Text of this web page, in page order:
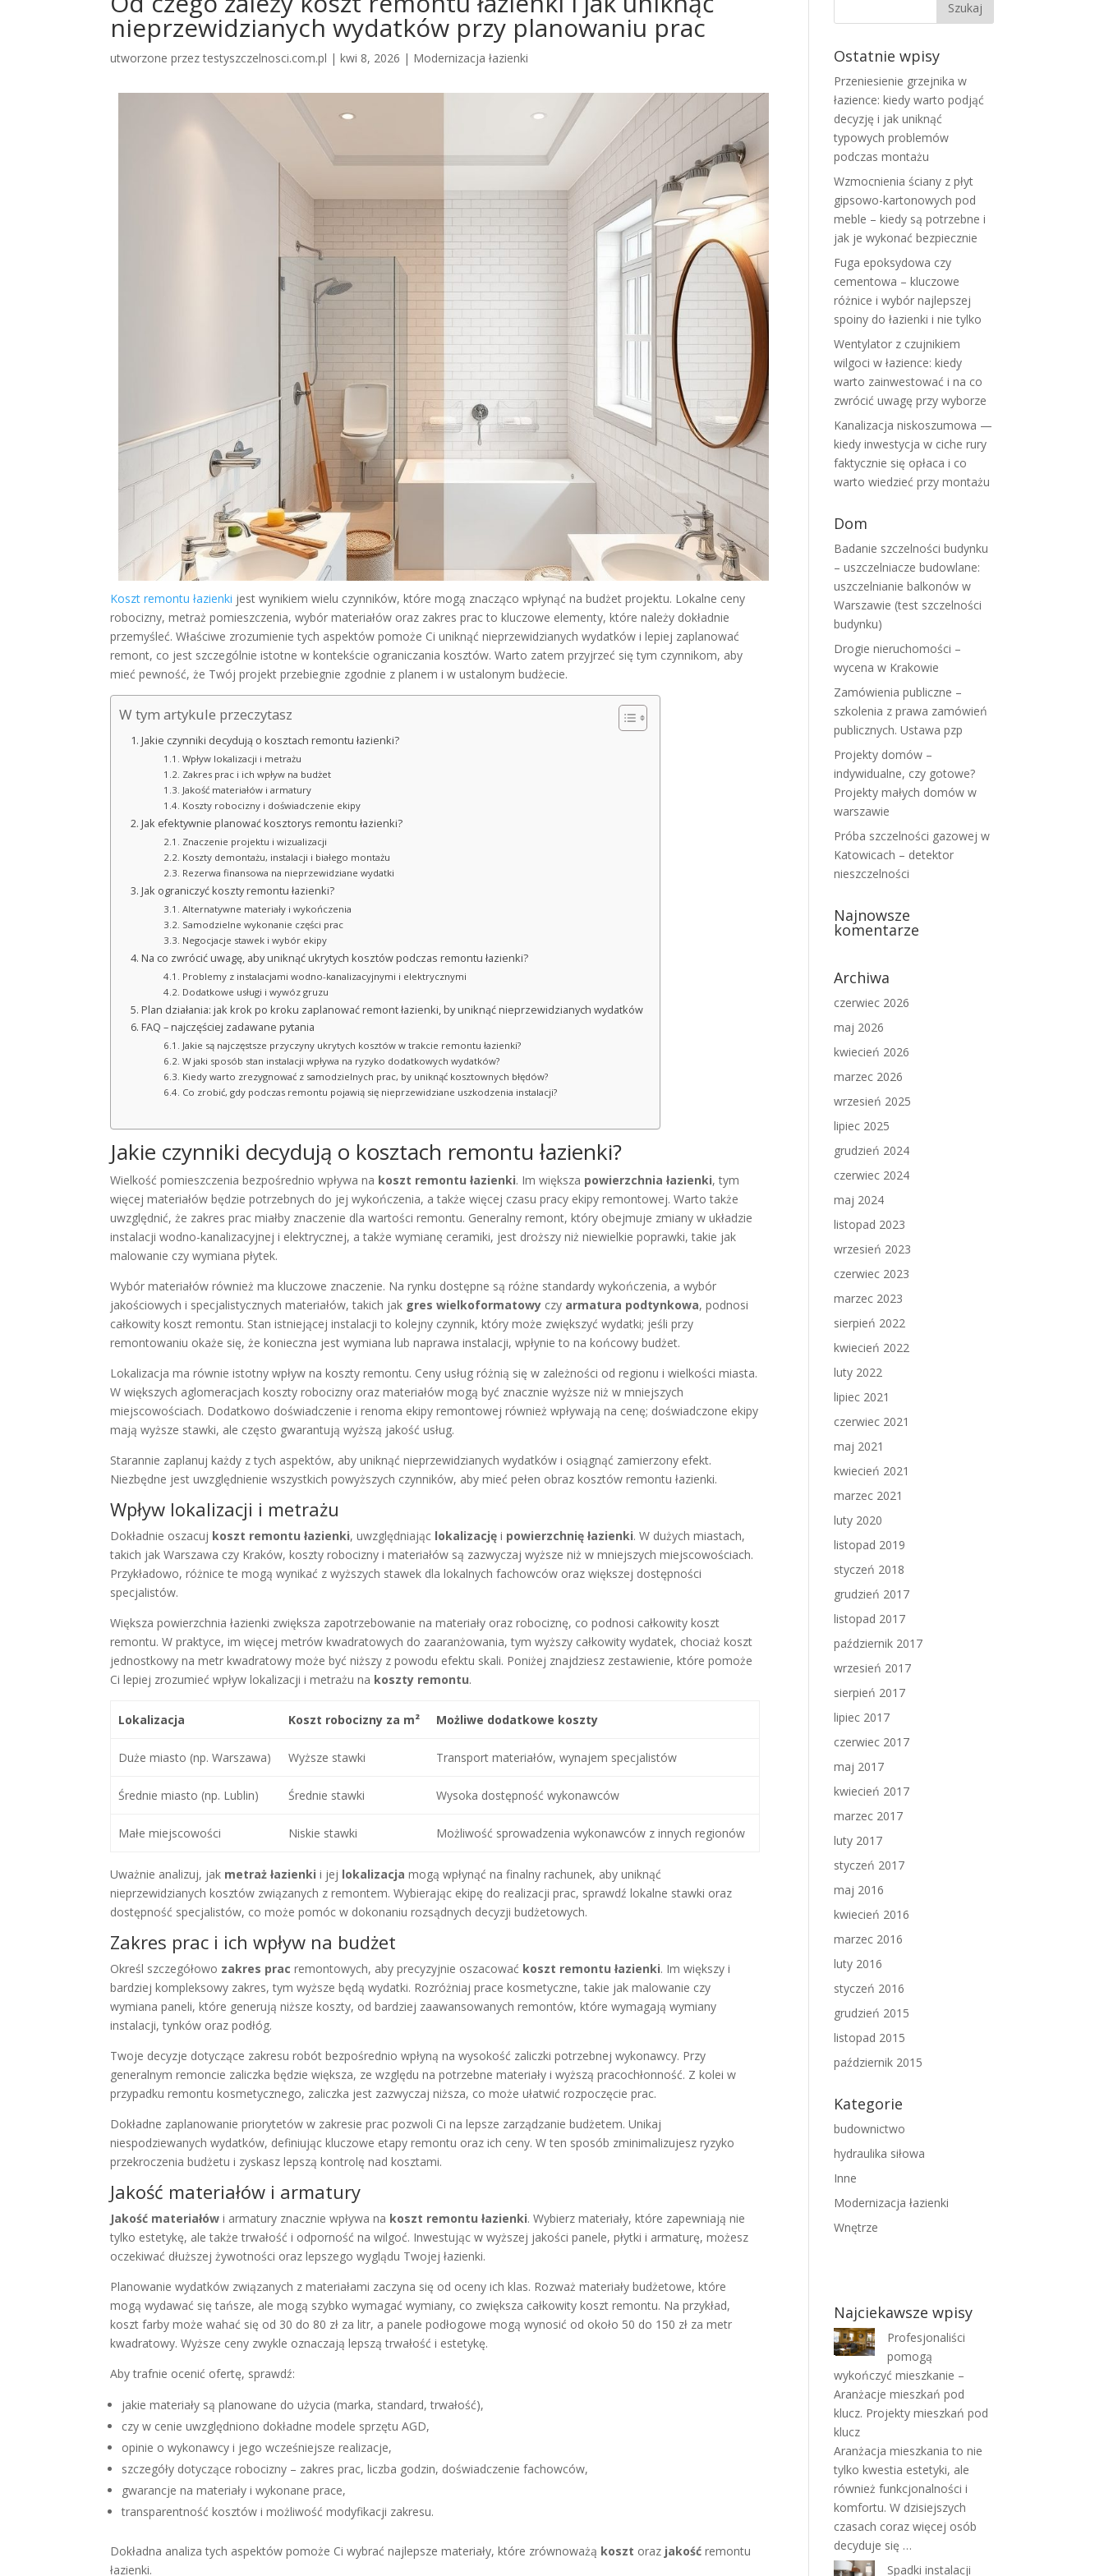
nieprzewidzianych wydatków przy planowaniu prac
utworzone przeztestyszczelnosci.com.pl |kwi 8, 2026 | Modernizacja łazienki
Koszt remontu łazienki jest wynikiem wielu czynników, które mogą znacząco wpłynąć na budżet projektu. Lokalne ceny
robocizny, metraż pomieszczenia, wybór materiałów oraz zakres prac to kluczowe elementy, które należy dokładnie
przemyśleć. Właściwe zrozumienie tych aspektów pomoże Ci uniknąć nieprzewidzianych wydatków i lepiej zaplanować
remont, co jest szczególnie istotne w kontekście ograniczania kosztów. Warto zatem przyjrzeć się tym czynnikom, aby
mieć pewność, że Twój projekt przebiegnie zgodnie z planem i w ustalonym budżecie.
W tym artykule przeczytasz
Jakie czynniki decydują o kosztach remontu łazienki?
Wpływ lokalizacji i metrażu
Zakres prac i ich wpływ na budżet
Jakość materiałów i armatury
Koszty robocizny i doświadczenie ekipy
Jak efektywnie planować kosztorys remontu łazienki?
Znaczenie projektu i wizualizacji
Koszty demontażu, instalacji i białego montażu
Rezerwa finansowa na nieprzewidziane wydatki
Jak ograniczyć koszty remontu łazienki?
Alternatywne materiały i wykończenia
Samodzielne wykonanie części prac
Negocjacje stawek i wybór ekipy
Na co zwrócić uwagę, aby uniknąć ukrytych kosztów podczas remontu łazienki?
Problemy z instalacjami wodno-kanalizacyjnymi i elektrycznymi
Dodatkowe usługi i wywóz gruzu
Plan działania: jak krok po kroku zaplanować remont łazienki, by uniknąć nieprzewidzianych wydatków
FAQ – najczęściej zadawane pytania
Jakie są najczęstsze przyczyny ukrytych kosztów w trakcie remontu łazienki?
W jaki sposób stan instalacji wpływa na ryzyko dodatkowych wydatków?
Kiedy warto zrezygnować z samodzielnych prac, by uniknąć kosztownych błędów?
Co zrobić, gdy podczas remontu pojawią się nieprzewidziane uszkodzenia instalacji?
Jakie czynniki decydują o kosztach remontu łazienki?
Wielkość pomieszczenia bezpośrednio wpływa na koszt remontu łazienki. Im większa powierzchnia łazienki, tym
więcej materiałów będzie potrzebnych do jej wykończenia, a także więcej czasu pracy ekipy remontowej. Warto także
uwzględnić, że zakres prac miałby znaczenie dla wartości remontu. Generalny remont, który obejmuje zmiany w układzie
instalacji wodno-kanalizacyjnej i elektrycznej, a także wymianę ceramiki, jest droższy niż niewielkie poprawki, takie jak
malowanie czy wymiana płytek.
Wybór materiałów również ma kluczowe znaczenie. Na rynku dostępne są różne standardy wykończenia, a wybór
jakościowych i specjalistycznych materiałów, takich jak gres wielkoformatowy czy armatura podtynkowa, podnosi
całkowity koszt remontu. Stan istniejącej instalacji to kolejny czynnik, który może zwiększyć wydatki; jeśli przy
remontowaniu okaże się, że konieczna jest wymiana lub naprawa instalacji, wpłynie to na końcowy budżet.
Lokalizacja ma równie istotny wpływ na koszty remontu. Ceny usług różnią się w zależności od regionu i wielkości miasta.
W większych aglomeracjach koszty robocizny oraz materiałów mogą być znacznie wyższe niż w mniejszych
miejscowościach. Dodatkowo doświadczenie i renoma ekipy remontowej również wpływają na cenę; doświadczone ekipy
mają wyższe stawki, ale często gwarantują wyższą jakość usług.
Starannie zaplanuj każdy z tych aspektów, aby uniknąć nieprzewidzianych wydatków i osiągnąć zamierzony efekt.
Niezbędne jest uwzględnienie wszystkich powyższych czynników, aby mieć pełen obraz kosztów remontu łazienki.
Wpływ lokalizacji i metrażu
Dokładnie oszacuj koszt remontu łazienki, uwzględniając lokalizację i powierzchnię łazienki. W dużych miastach,
takich jak Warszawa czy Kraków, koszty robocizny i materiałów są zazwyczaj wyższe niż w mniejszych miejscowościach.
Przykładowo, różnice te mogą wynikać z wyższych stawek dla lokalnych fachowców oraz większej dostępności
specjalistów.
Większa powierzchnia łazienki zwiększa zapotrzebowanie na materiały oraz robociznę, co podnosi całkowity koszt
remontu. W praktyce, im więcej metrów kwadratowych do zaaranżowania, tym wyższy całkowity wydatek, chociaż koszt
jednostkowy na metr kwadratowy może być niższy z powodu efektu skali. Poniżej znajdziesz zestawienie, które pomoże
Ci lepiej zrozumieć wpływ lokalizacji i metrażu na koszty remontu.
Lokalizacja Koszt robocizny za m² Możliwe dodatkowe koszty
Duże miasto (np. Warszawa) Wyższe stawki Transport materiałów, wynajem specjalistów
Średnie miasto (np. Lublin) Średnie stawki Wysoka dostępność wykonawców
Małe miejscowości Niskie stawki Możliwość sprowadzenia wykonawców z innych regionów
Uważnie analizuj, jak metraż łazienki i jej lokalizacja mogą wpłynąć na finalny rachunek, aby uniknąć
nieprzewidzianych kosztów związanych z remontem. Wybierając ekipę do realizacji prac, sprawdź lokalne stawki oraz
dostępność specjalistów, co może pomóc w dokonaniu rozsądnych decyzji budżetowych.
Zakres prac i ich wpływ na budżet
Określ szczegółowo zakres prac remontowych, aby precyzyjnie oszacować koszt remontu łazienki. Im większy i
bardziej kompleksowy zakres, tym wyższe będą wydatki. Rozróżniaj prace kosmetyczne, takie jak malowanie czy
wymiana paneli, które generują niższe koszty, od bardziej zaawansowanych remontów, które wymagają wymiany
instalacji, tynków oraz podłóg.
Twoje decyzje dotyczące zakresu robót bezpośrednio wpłyną na wysokość zaliczki potrzebnej wykonawcy. Przy
generalnym remoncie zaliczka będzie większa, ze względu na potrzebne materiały i wyższą pracochłonność. Z kolei w
przypadku remontu kosmetycznego, zaliczka jest zazwyczaj niższa, co może ułatwić rozpoczęcie prac.
Dokładne zaplanowanie priorytetów w zakresie prac pozwoli Ci na lepsze zarządzanie budżetem. Unikaj
niespodziewanych wydatków, definiując kluczowe etapy remontu oraz ich ceny. W ten sposób zminimalizujesz ryzyko
przekroczenia budżetu i zyskasz lepszą kontrolę nad kosztami.
Jakość materiałów i armatury
Jakość materiałów i armatury znacznie wpływa na koszt remontu łazienki. Wybierz materiały, które zapewniają nie
tylko estetykę, ale także trwałość i odporność na wilgoć. Inwestując w wyższej jakości panele, płytki i armaturę, możesz
oczekiwać dłuższej żywotności oraz lepszego wyglądu Twojej łazienki.
Planowanie wydatków związanych z materiałami zaczyna się od oceny ich klas. Rozważ materiały budżetowe, które
mogą wydawać się tańsze, ale mogą szybko wymagać wymiany, co zwiększa całkowity koszt remontu. Na przykład,
koszt farby może wahać się od 30 do 80 zł za litr, a panele podłogowe mogą wynosić od około 50 do 150 zł za metr
kwadratowy. Wyższe ceny zwykle oznaczają lepszą trwałość i estetykę.
Aby trafnie ocenić ofertę, sprawdź:
jakie materiały są planowane do użycia (marka, standard, trwałość),
czy w cenie uwzględniono dokładne modele sprzętu AGD,
opinie o wykonawcy i jego wcześniejsze realizacje,
szczegóły dotyczące robocizny – zakres prac, liczba godzin, doświadczenie fachowców,
gwarancje na materiały i wykonane prace,
transparentność kosztów i możliwość modyfikacji zakresu.
Dokładna analiza tych aspektów pomoże Ci wybrać najlepsze materiały, które zrównoważą koszt oraz jakość remontu
łazienki.
Ostatnie wpisy
Przeniesienie grzejnika w
łazience: kiedy warto podjąć
decyzję i jak uniknąć
typowych problemów
podczas montażu
Wzmocnienia ściany z płyt
gipsowo-kartonowych pod
meble – kiedy są potrzebne i
jak je wykonać bezpiecznie
Fuga epoksydowa czy
cementowa – kluczowe
różnice i wybór najlepszej
spoiny do łazienki i nie tylko
Wentylator z czujnikiem
wilgoci w łazience: kiedy
warto zainwestować i na co
zwrócić uwagę przy wyborze
Kanalizacja niskoszumowa —
kiedy inwestycja w ciche rury
faktycznie się opłaca i co
warto wiedzieć przy montażu
Dom
Badanie szczelności budynku
– uszczelniacze budowlane:
uszczelnianie balkonów w
Warszawie (test szczelności
budynku)
Drogie nieruchomości –
wycena w Krakowie
Zamówienia publiczne –
szkolenia z prawa zamówień
publicznych. Ustawa pzp
Projekty domów –
indywidualne, czy gotowe?
Projekty małych domów w
warszawie
Próba szczelności gazowej w
Katowicach – detektor
nieszczelności
Najnowsze
komentarze
Archiwa
czerwiec 2026
maj 2026
kwiecień 2026
marzec 2026
wrzesień 2025
lipiec 2025
grudzień 2024
czerwiec 2024
maj 2024
listopad 2023
wrzesień 2023
czerwiec 2023
marzec 2023
sierpień 2022
kwiecień 2022
luty 2022
lipiec 2021
czerwiec 2021
maj 2021
kwiecień 2021
marzec 2021
luty 2020
listopad 2019
styczeń 2018
grudzień 2017
listopad 2017
październik 2017
wrzesień 2017
sierpień 2017
lipiec 2017
czerwiec 2017
maj 2017
kwiecień 2017
marzec 2017
luty 2017
styczeń 2017
maj 2016
kwiecień 2016
marzec 2016
luty 2016
styczeń 2016
grudzień 2015
listopad 2015
październik 2015
Kategorie
budownictwo
hydraulika siłowa
Inne
Modernizacja łazienki
Wnętrze
Najciekawsze wpisy
Profesjonaliści
pomogą
wykończyć mieszkanie –
Aranżacje mieszkań pod
klucz. Projekty mieszkań pod
klucz
Aranżacja mieszkania to nie
tylko kwestia estetyki, ale
również funkcjonalności i
komfortu. W dzisiejszych
czasach coraz więcej osób
decyduje się …
Spadki instalacji